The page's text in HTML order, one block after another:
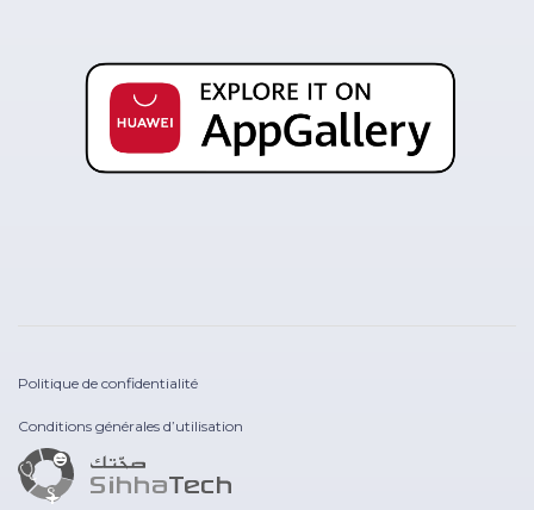
Politique de confidentialité
Conditions générales d’utilisation